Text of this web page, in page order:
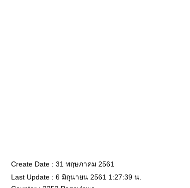
Create Date : 31 พฤษภาคม 2561
Last Update : 6 มิถุนายน 2561 1:27:39 น.